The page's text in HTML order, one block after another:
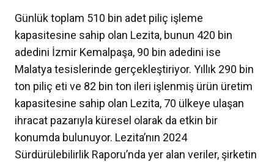
Günlük toplam 510 bin adet piliç işleme
kapasitesine sahip olan Lezita, bunun 420 bin
adedini İzmir Kemalpaşa, 90 bin adedini ise
Malatya tesislerinde gerçekleştiriyor. Yıllık 290 bin
ton piliç eti ve 82 bin ton ileri işlenmiş ürün üretim
kapasitesine sahip olan Lezita, 70 ülkeye ulaşan
ihracat pazarıyla küresel olarak da etkin bir
konumda bulunuyor. Lezita’nın 2024
Sürdürülebilirlik Raporu’nda yer alan veriler, şirketin